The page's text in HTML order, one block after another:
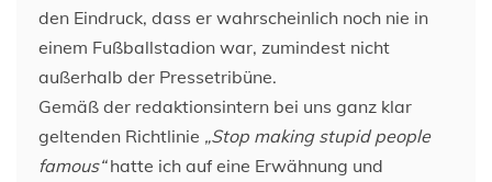
den Eindruck, dass er wahrscheinlich noch nie in
einem Fußballstadion war, zumindest nicht
außerhalb der Pressetribüne.
Gemäß der redaktionsintern bei uns ganz klar
geltenden Richtlinie „Stop making stupid people
famous“hatte ich auf eine Erwähnung und